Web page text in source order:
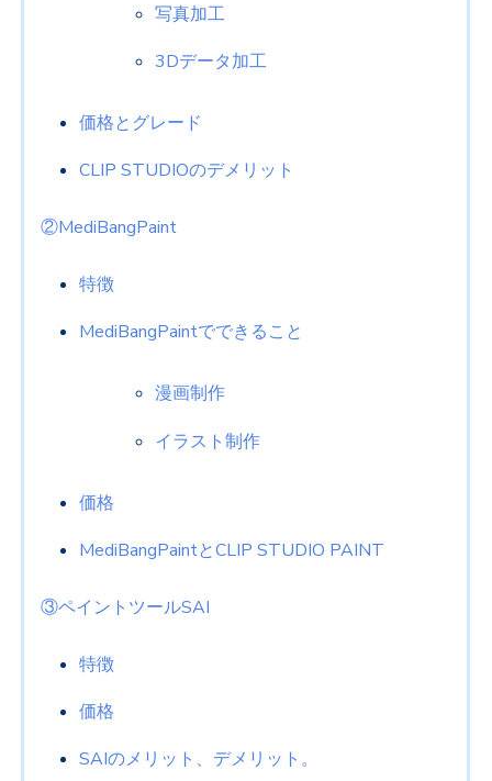
写真加工
3Dデータ加工
価格とグレード
CLIP STUDIOのデメリット
②MediBangPaint
特徴
MediBangPaintでできること
漫画制作
イラスト制作
価格
MediBangPaintとCLIP STUDIO PAINT
③ペイントツールSAI
特徴
価格
SAIのメリット、デメリット。